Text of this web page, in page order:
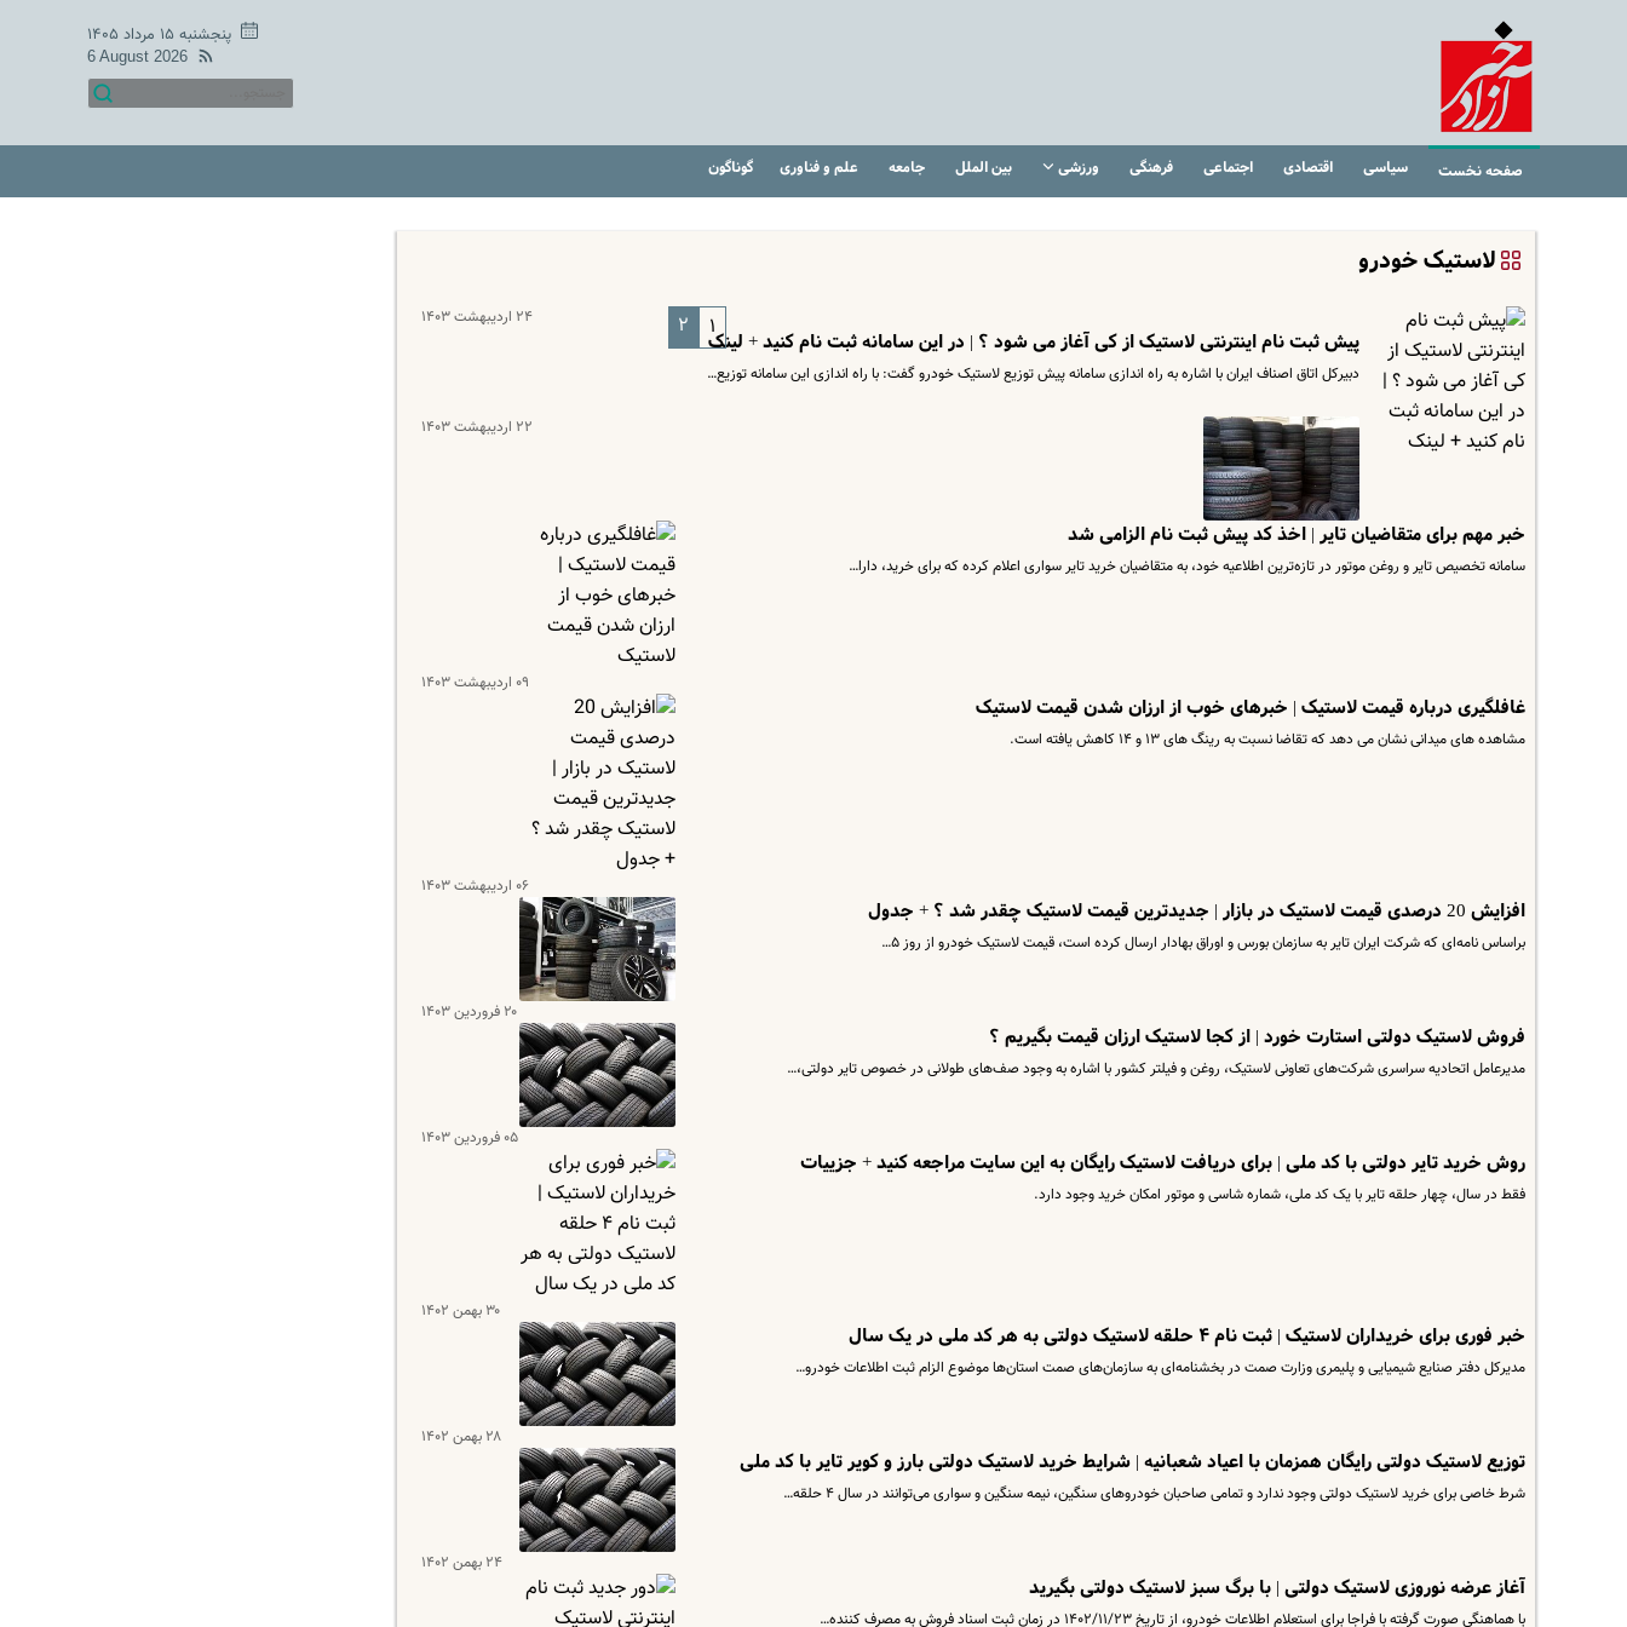
پنجشنبه ۱۵ مرداد ۱۴۰۵
6 August 2026
صفحه نخست سیاسی اقتصادی اجتماعی فرهنگی ورزشی بین الملل جامعه علم و فناوری گوناگون
لاستیک خودرو
۲۴ اردیبهشت ۱۴۰۳
پیش ثبت نام اینترنتی لاستیک از کی آغاز می شود ؟ | در این سامانه ثبت نام کنید + لینک
دبیرکل اتاق اصناف ایران با اشاره به راه اندازی سامانه پیش توزیع لاستیک خودرو گفت: با راه اندازی این سامانه توزیع…
۲۲ اردیبهشت ۱۴۰۳
خبر مهم برای متقاضیان تایر | اخذ کد پیش ثبت نام الزامی شد
سامانه تخصیص تایر و روغن موتور در تازه‌ترین اطلاعیه‌ خود، به متقاضیان خرید تایر سواری اعلام کرده که برای خرید، دارا…
۰۹ اردیبهشت ۱۴۰۳
غافلگیری درباره قیمت لاستیک | خبرهای خوب از ارزان شدن قیمت لاستیک
مشاهده های میدانی نشان می دهد که تقاضا نسبت به رینگ های ۱۳ و ۱۴ کاهش یافته است.​
۰۶ اردیبهشت ۱۴۰۳
افزایش 20 درصدی قیمت لاستیک در بازار | جدیدترین قیمت لاستیک چقدر شد ؟ + جدول
براساس نامه‌ای که شرکت ایران تایر به سازمان بورس و اوراق بهادار ارسال کرده است، قیمت لاستیک خودرو از روز ۵…
۲۰ فروردین ۱۴۰۳
فروش لاستیک دولتی استارت خورد | از کجا لاستیک ارزان قیمت بگیریم ؟
مدیرعامل اتحادیه سراسری شرکت‌های تعاونی لاستیک، روغن و فیلتر کشور با اشاره به وجود صف‌های طولانی در خصوص تایر دولتی،…
۰۵ فروردین ۱۴۰۳
روش خرید تایر دولتی با کد ملی | برای دریافت لاستیک رایگان به این سایت مراجعه کنید + جزییات
فقط در سال، چهار حلقه تایر با یک کد ملی، شماره شاسی و موتور امکان خرید وجود دارد.
۳۰ بهمن ۱۴۰۲
خبر فوری برای خریداران لاستیک | ثبت نام ۴ حلقه لاستیک دولتی به هر کد ملی در یک سال
مدیرکل ​دفتر صنایع شیمیایی و پلیمری وزارت صمت در بخشنامه‌ای به سازمان‌های صمت استان‌ها موضوع الزام ثبت اطلاعات خودرو…
۲۸ بهمن ۱۴۰۲
توزیع لاستیک دولتی رایگان همزمان با اعیاد شعبانیه | شرایط خرید لاستیک دولتی بارز و کویر تایر با کد ملی
شرط خاصی برای خرید لاستیک دولتی وجود ندارد و تمامی صاحبان خودروهای سنگین، نیمه سنگین و سواری می‌توانند در سال ۴ حلقه…
۲۴ بهمن ۱۴۰۲
آغاز عرضه نوروزی لاستیک دولتی | با برگ سبز لاستیک دولتی بگیرید
با هماهنگی صورت گرفته با فراجا برای استعلام اطلاعات خودرو، از تاریخ ۱۴۰۲/۱۱/۲۳ در زمان ثبت اسناد فروش به مصرف کننده…
۱ ۲